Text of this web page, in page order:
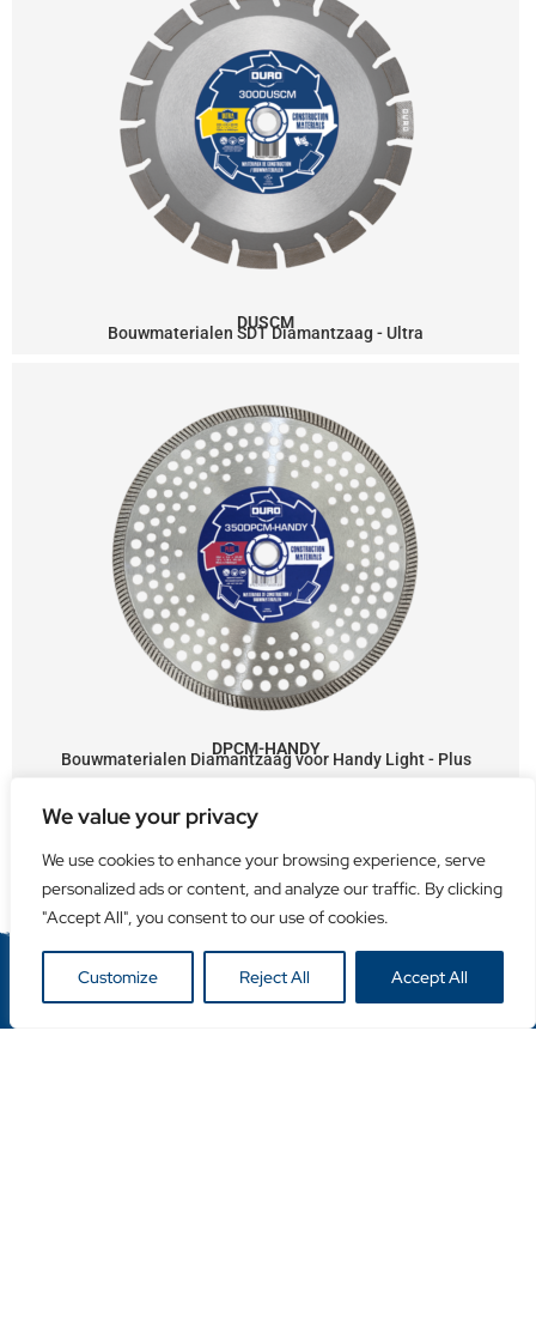
We value your privacy
We use cookies to enhance your browsing experience, serve
personalized ads or content, and analyze our traffic. By clicking
"Accept All", you consent to our use of cookies.
Customize Reject All Accept All
DUSCM
Bouwmaterialen SDT Diamantzaag - Ultra
DPCM-HANDY
Bouwmaterialen Diamantzaag voor Handy Light - Plus
Vorige 1 2
Neem contact met ons op